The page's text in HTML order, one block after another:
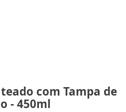
com Tampa de
- 450ml